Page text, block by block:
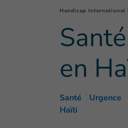
You are here :
Handicap International
en
Santé
Urgence
Haïti